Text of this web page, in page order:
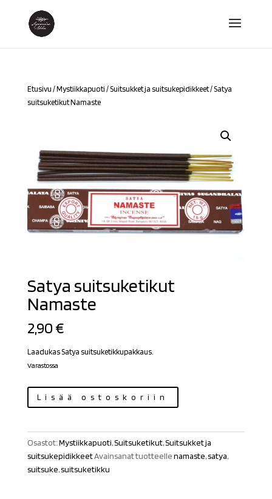
Etusivu /Mystiikkapuoti /Suitsukket ja suitsukepidikkeet/ Satya
suitsuketikut Namaste
Satya suitsuketikut
Namaste
2,90€
Laadukas Satya suitsuketikkupakkaus.
Varastossa
suitsuketikut
määrä
Lisää ostoskoriin
Osastot:Mystiikkapuoti,Suitsuketikut,Suitsukket ja
suitsukepidikkeetAvainsanat tuotteellenamaste,satya,
suitsuke,suitsuketikku